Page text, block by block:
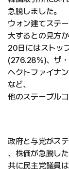
急騰しました。
ウォン建てステ
大するとの見方
20日にはストッ
(276.28%)、ザ
ヘクトファイナ
など、
他のステーブル
政府と与党がス
、株価が急騰し
共に民主党議員は